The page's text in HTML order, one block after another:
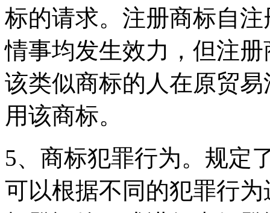
标的请求。注册商标自
情事均发生效力，但注
该类似商标的人在原贸
用该商标。
5、商标犯罪行为。规定
可以根据不同的犯罪行